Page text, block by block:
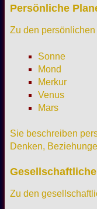
Persönliche
Zu den
Sonne
Mond
Merkur
Venus
Mars
Sie beschreiben
Denken,
Zu den